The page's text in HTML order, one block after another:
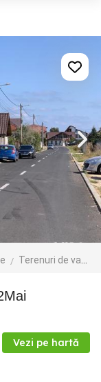
Terenuri de vanzare
Vezi pe hartă